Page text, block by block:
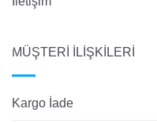
MÜŞTERİ İLİŞKİLERİ
Kargo İade